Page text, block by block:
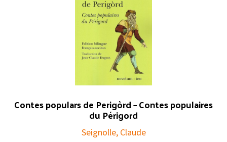
Contes populars de Perigòrd – Contes populaires
du Périgord
Seignolle, Claude